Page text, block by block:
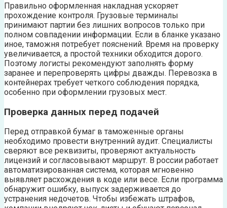
Правильно оформленная накладная ускоряет
прохождение контроля. Грузовые терминалы
принимают партии без лишних вопросов только при
полном совпадении информации. Если в бланке указано
иное, таможня потребует пояснений. Время на проверку
увеличивается, а простой техники обходится дорого.
Поэтому логисты рекомендуют заполнять форму
заранее и перепроверять цифры дважды. Перевозка в
контейнерах требует четкого соблюдения порядка,
особенно при оформлении грузовых мест.
Проверка данных перед подачей
Перед отправкой бумаг в таможенные органы
необходимо провести внутренний аудит. Специалисты
сверяют все реквизиты, проверяют актуальность
лицензий и согласовывают маршрут. В россии работает
автоматизированная система, которая мгновенно
выявляет расхождения в коде или весе. Если программа
обнаружит ошибку, выпуск задерживается до
устранения недочетов. Чтобы избежать штрафов,